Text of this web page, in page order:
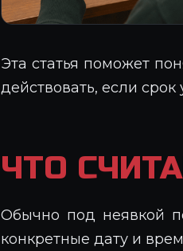
Эта статья поможет
действовать, если
ЧТО
Обычно под неявкой
конкретные дату и